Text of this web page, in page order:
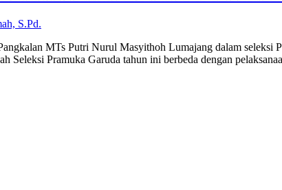
S.Pd.
MTs Putri Nurul Masyithoh Lumajang dalam seleksi
Pramuka Garuda tahun ini berbeda dengan